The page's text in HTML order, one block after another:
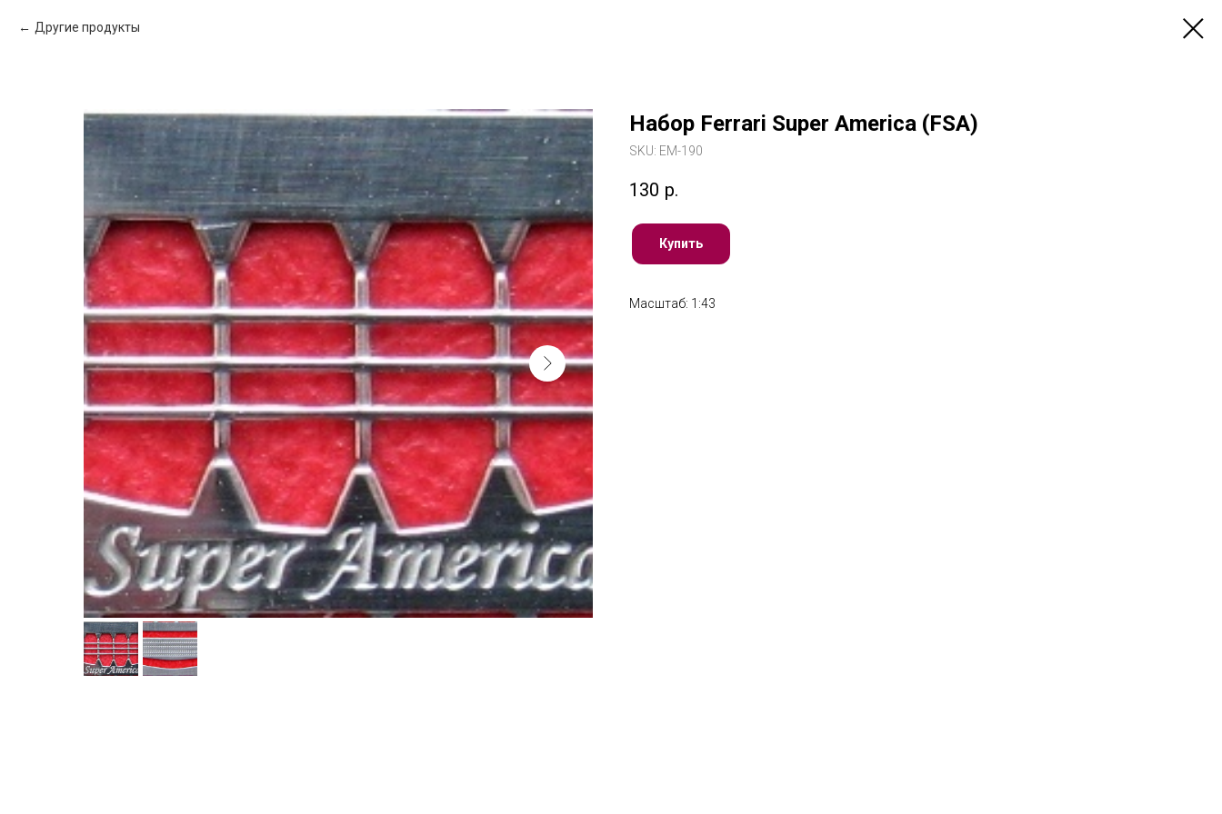
Другие продукты
Набор Ferrari Super America (FSA)
SKU: ЕМ-190
130 р.
Купить
Масштаб: 1:43